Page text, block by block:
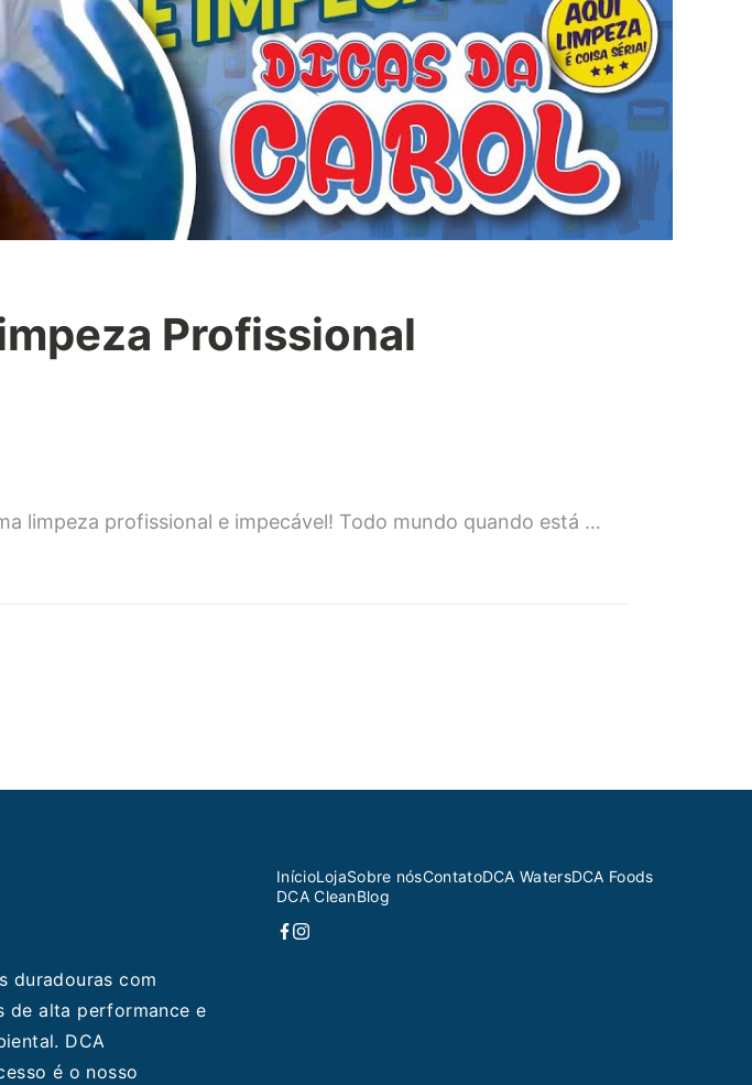
Profissional
limpeza profissional e impecável! Todo mundo quando está …
duradouras com
de alta performance e
DCA
é o nosso
InícioLojaSobre nósContatoDCA WatersDCA Foods
DCA CleanBlog